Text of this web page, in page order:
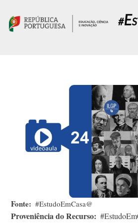
Fonte #EstudoEmCasa@
Proveniência do Recurso